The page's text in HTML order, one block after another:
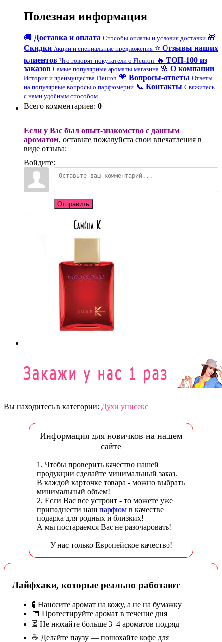
Полезная информация
🚚 Доставка и оплата Способы оплаты и условия доставки 🎁
Скидки Акции и специальные предложения ⭐ Отзывы наших
клиентов Что говорят покупатели о Fleuron 🔥 ТОП-100 из
заказов Самые популярные ароматы магазина 🌸 О компании
История и преимущества Fleuron 💗 Вопросы-ответы Ответы
на популярные вопросы о парфюмерии 📞 Контакты Свяжитесь
с нами удобным способом
Всего комментариев: 0
Если у Вас был опыт-знакомство с данным
ароматом, оставьте пожалуйста свои впечатления в
виде отзыва:
Войдите:
Отправить
Вы находитесь в категории: Духи унисекс
Информация для новичков на нашем
сайте
1. Чтобы проверить качество нашей
продукции сделайте минимальный заказ.
В каждой карточке товара - можно выбрать
минимальный объем!
2. Если Вас все устроит - то можете уже
приподнести наш парфюм в качестве
подарка для родных и близких!
А мы постараемся Вас не разочаровать!
У нас только Европейское качество!
Лайфхаки, которые реально работают
🧪 Наносите аромат на кожу, а не на бумажку
📅 Протестируйте аромат в течение дня
⏳ Не нюхайте больше 3–4 ароматов подряд
☕ Делайте паузу — понюхайте кофе для